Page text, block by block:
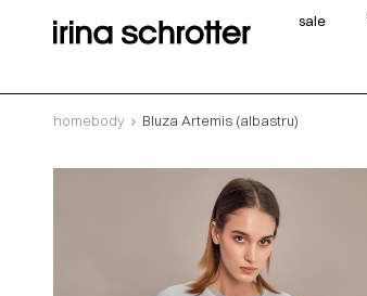
sale
homebody Bluza Artemis (albastru)